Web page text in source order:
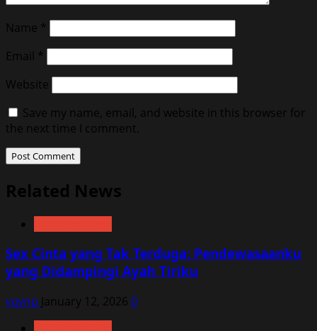
Name *
Email
*
Website
Save my name, email, and website in this browser for
the next time I comment.
Related News
Sex Cinta yang Tak Terduga: Pendewasaanku
yang Didampingi Ayah Tiriku
vqvnp January 12, 2026 0